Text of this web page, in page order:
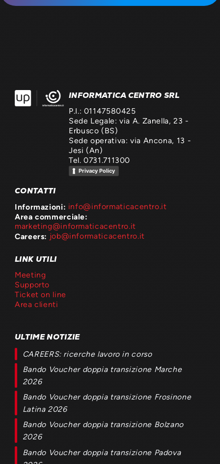
INFORMATICA CENTRO SRL
P.I.: 01147580425
Sede Legale: via A. Zanella, 23 -
Erbusco (BS)
Sede operativa: via Ancona, 13 -
Jesi (An)
Tel. 0731.711300
Privacy Policy
CONTATTI
Informazioni: info@informaticacentro.it
Area commerciale:
marketing@informaticacentro.it
Careers: job@informaticacentro.it
LINK UTILI
Meeting
Supporto
Ticket on line
Area clienti
ULTIME NOTIZIE
CAREERS: ricerche lavoro in corso
Bando Voucher doppia transizione Marche
2026
Bando Voucher doppia transizione Frosinone
Latina 2026
Bando Voucher doppia transizione Bolzano
2026
Bando Voucher doppia transizione Padova